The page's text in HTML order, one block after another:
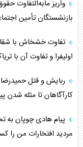
مصالحه نافرجام سعودی
محدودیت صادرات
چگونه مقاومت صحنه
جنگ رمضان و معضل
تحلیل جامع پدیده
بازنشستگان تأمین
تفاوت خشخاش با
اولیفرا و تفاوت آن
ربایش و قتل
کارآگاهان تا مثله شدن
پیام هادی چوپان به
مردید افتخارات من را